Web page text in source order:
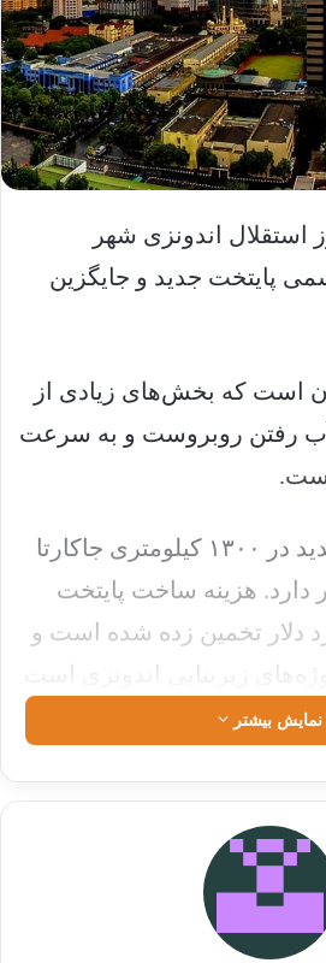
استقلال اندونزی شهر
پایتخت جدید و جایگزین
آن است که بخش‌های زیادی از
آب رفتن روبروست و به‌ سرعت
نوسانتارا، پایتخت جدید در ۱۳۰۰ کیلومتری جاکارتا
دارد. هزینه ساخت پایتخت
۳۳ میلیارد دلار تخمین زده شده است و
زیربنایی اندونزی است
نمایش بیشتر